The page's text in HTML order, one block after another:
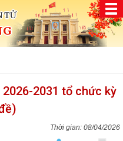
TỬ
2031 tổ chức kỳ
08/04/2026